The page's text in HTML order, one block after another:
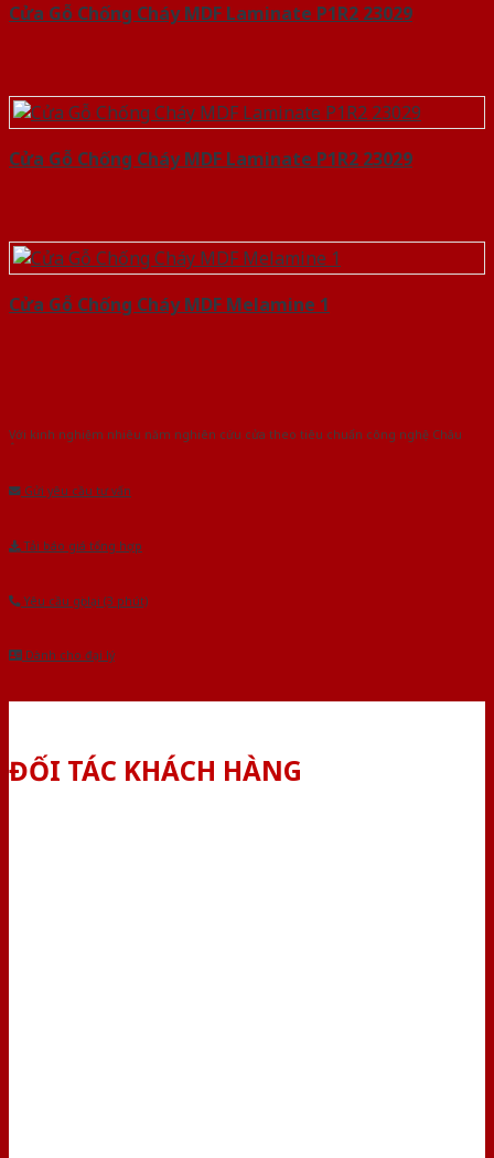
Cửa Gỗ Chống Cháy MDF Laminate P1R2 23029
Cửa Gỗ Chống Cháy MDF Laminate P1R2 23029
Cửa Gỗ Chống Cháy MDF Melamine 1
Với kinh nghiệm nhiêu năm nghiên cứu cửa theo tiêu chuẩn công nghệ Châu
Gửi yêu cầu tư vấn
Tải báo giá tổng hợp
Yêu cầu gọi lại (3 phút)
Dành cho đại lý
ĐỐI TÁC KHÁCH HÀNG